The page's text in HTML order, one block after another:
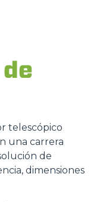
telescópico
una carrera
de
dimensiones